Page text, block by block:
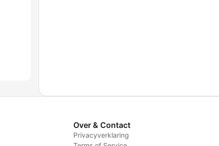
Over & Contact
Privacyverklaring